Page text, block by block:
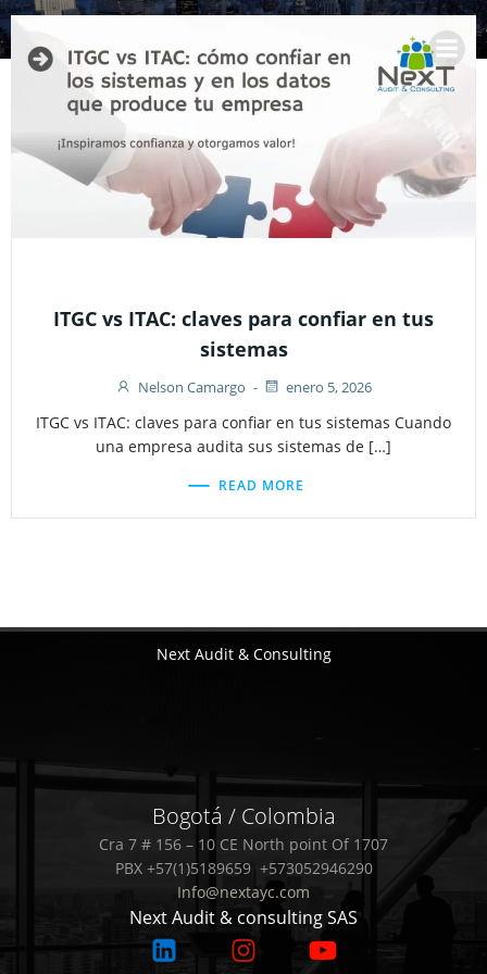
Saltar
contenido
ITGC vs ITAC: claves para confiar en tus
sistemas
Nelson Camargo - enero 5, 2026
ITGC vs ITAC: claves para confiar en tus sistemas Cuando
una empresa audita sus sistemas de […]
READ MORE
Next Audit & Consulting
Bogotá / Colombia
Cra 7 # 156 – 10 CE North point Of 1707
PBX +57(1)5189659 +573052946290
Info@nextayc.com
Next Audit & consulting SAS